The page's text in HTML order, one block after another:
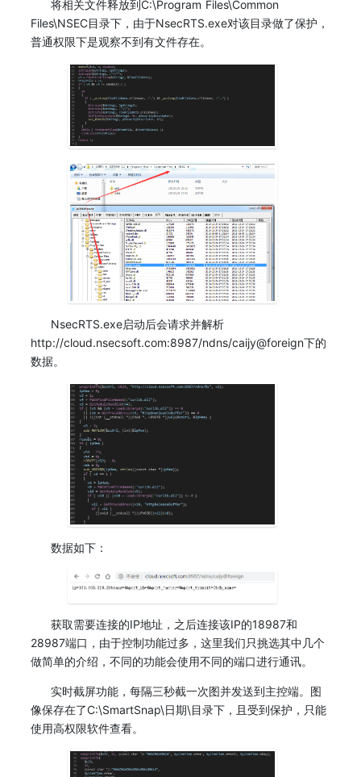
将相关文件释放到C:\Program Files\Common
Files\NSEC目录下，由于NsecRTS.exe对该目录做了保护，
普通权限下是观察不到有文件存在。
NsecRTS.exe启动后会请求并解析
http://cloud.nsecsoft.com:8987/ndns/caijy@foreign下的
数据。
数据如下：
获取需要连接的IP地址，之后连接该IP的18987和
28987端口，由于控制功能过多，这里我们只挑选其中几个
做简单的介绍，不同的功能会使用不同的端口进行通讯。
实时截屏功能，每隔三秒截一次图并发送到主控端。图
像保存在了C:\SmartSnap\日期\目录下，且受到保护，只能
使用高权限软件查看。